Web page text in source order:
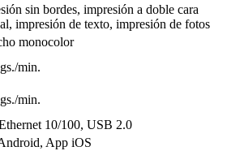
sin bordes, impresión a doble cara
impresión de texto, impresión de fotos
monocolor
min.
min.
10/100, USB 2.0
App iOS